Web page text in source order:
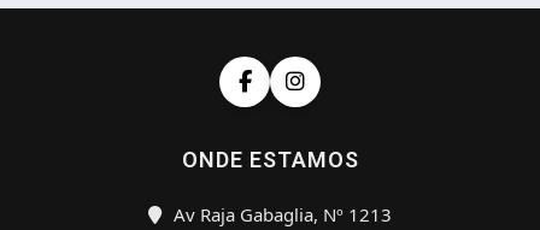
ONDE ESTAMOS
Av Raja Gabaglia, Nº 1213